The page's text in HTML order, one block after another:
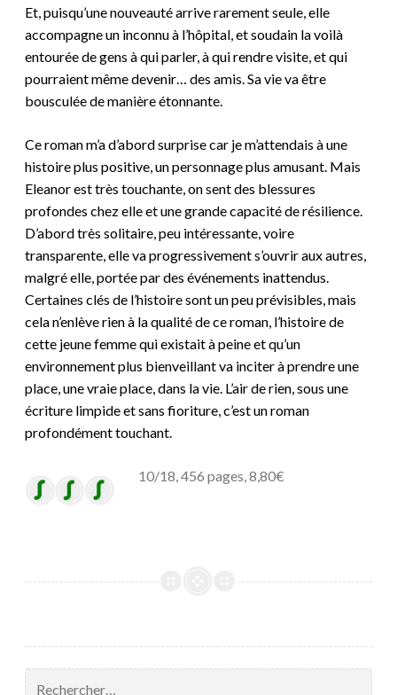
Et, puisqu’une nouveauté arrive rarement seule, elle
accompagne un inconnu à l’hôpital, et soudain la voilà
entourée de gens à qui parler, à qui rendre visite, et qui
pourraient même devenir… des amis. Sa vie va être
bousculée de manière étonnante.
Ce roman m’a d’abordsurprisecar je m’attendais à une
histoire plus positive, un personnage plus amusant. Mais
Eleanor est très touchante, on sent des blessures
profondes chez elle et une grande capacité de résilience.
D’abord très solitaire, peu intéressante,voire
transparente,elle va progressivement s’ouvrir aux autres,
malgré elle, portée par des événements inattendus.
Certaines clés de l’histoire sont un peu prévisibles, mais
cela n’enlève rien à la qualité de ce roman, l’histoire de
cette jeune femme qui existait à peine et qu’un
environnement plus bienveillant va inciter à prendre une
place, une vraie place, dans la vie. L’air de rien, sous une
écriture limpide et sans fioriture, c’est un roman
profondément touchant.
10/18, 456 pages, 8,80€